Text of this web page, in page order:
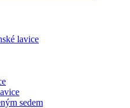
lavice
sedem